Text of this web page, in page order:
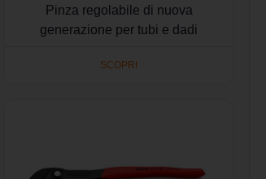
Pinza regolabile di nuova
generazione per tubi e dadi
SCOPRI